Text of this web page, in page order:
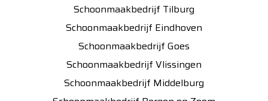
Schoonmaakbedrijf Tilburg
Schoonmaakbedrijf Eindhoven
Schoonmaakbedrijf Goes
Schoonmaakbedrijf Vlissingen
Schoonmaakbedrijf Middelburg